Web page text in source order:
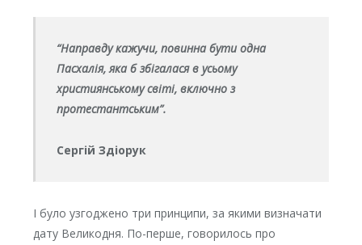
“Направду кажучи, повинна бути одна
Пасхалія, яка б збігалася в усьому
християнському світі, включно з
протестантським”.
Сергій Здіорук
І було узгоджено три принципи, за якими визначати
дату Великодня. По-перше, говорилось про